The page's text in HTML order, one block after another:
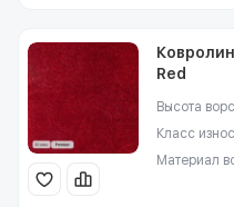
Red
Высота
Класс
Материал